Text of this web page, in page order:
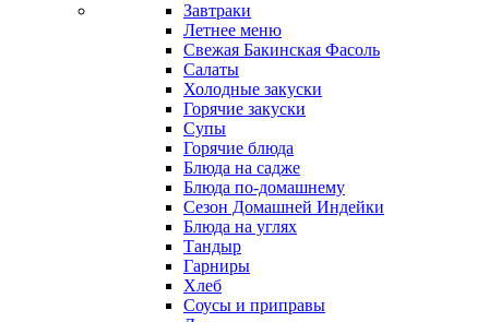
Завтраки
Летнее меню
Свежая Бакинская Фасоль
Салаты
Холодные закуски
Горячие закуски
Супы
Горячие блюда
Блюда на садже
Блюда по-домашнему
Сезон Домашней Индейки
Блюда на углях
Тандыр
Гарниры
Хлеб
Соусы и приправы